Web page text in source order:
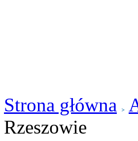
Strona główna
Rzeszowie